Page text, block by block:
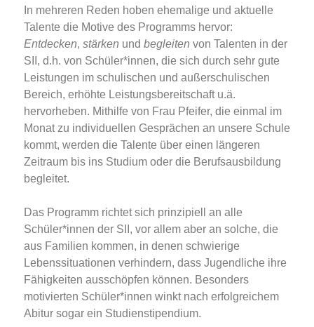
In mehreren Reden hoben ehemalige und aktuelle
Talente die Motive des Programms hervor:
Entdecken, stärken und begleiten von Talenten in der
SII, d.h. von Schüler*innen, die sich durch sehr gute
Leistungen im schulischen und außerschulischen
Bereich, erhöhte Leistungsbereitschaft u.ä.
hervorheben. Mithilfe von Frau Pfeifer, die einmal im
Monat zu individuellen Gesprächen an unsere Schule
kommt, werden die Talente über einen längeren
Zeitraum bis ins Studium oder die Berufsausbildung
begleitet.
Das Programm richtet sich prinzipiell an alle
Schüler*innen der SII, vor allem aber an solche, die
aus Familien kommen, in denen schwierige
Lebenssituationen verhindern, dass Jugendliche ihre
Fähigkeiten ausschöpfen können. Besonders
motivierten Schüler*innen winkt nach erfolgreichem
Abitur sogar ein Studienstipendium.